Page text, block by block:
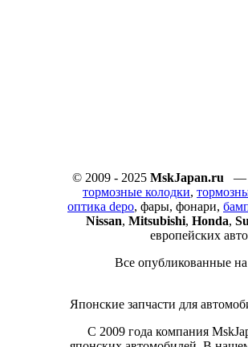
© 2009 - 2025 MskJapan.ru —
тормозные колодки,
оптика depo, фары, фонари,
Nissan, Mitsubishi, Honda,
европейских
Все опубликованные
Японские запчасти для
С 2009 года компания